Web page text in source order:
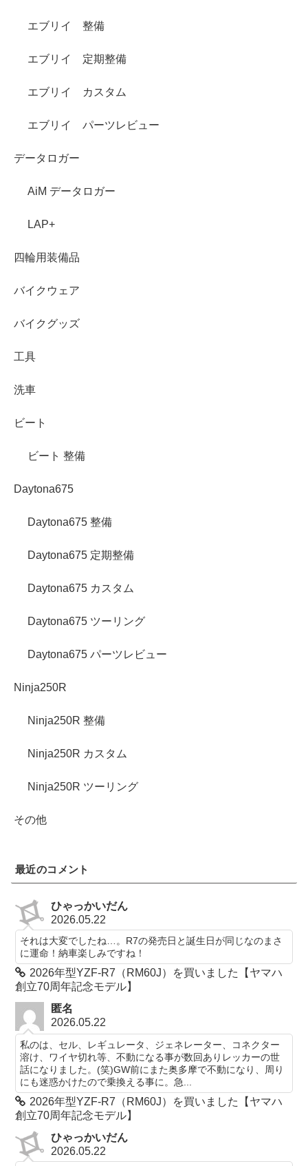
エブリイ 整備
エブリイ 定期整備
エブリイ カスタム
エブリイ パーツレビュー
データロガー
AiM データロガー
LAP+
四輪用装備品
バイクウェア
バイクグッズ
工具
洗車
ビート
ビート 整備
Daytona675
Daytona675 整備
Daytona675 定期整備
Daytona675 カスタム
Daytona675 ツーリング
Daytona675 パーツレビュー
Ninja250R
Ninja250R 整備
Ninja250R カスタム
Ninja250R ツーリング
その他
最近のコメント
ひゃっかいだん
2026.05.22
それは大変でしたね…。R7の発売日と誕生日が同じなのまさ
に運命！納車楽しみですね！
2026年型YZF-R7（RM60J）を買いました【ヤマハ
創立70周年記念モデル】
匿名
2026.05.22
私のは、セル、レギュレータ、ジェネレーター、コネクター
溶け、ワイヤ切れ等、不動になる事が数回ありレッカーの世
話になりました。(笑)GW前にまた奥多摩で不動になり、周り
にも迷惑かけたので乗換える事に。急...
2026年型YZF-R7（RM60J）を買いました【ヤマハ
創立70周年記念モデル】
ひゃっかいだん
2026.05.22